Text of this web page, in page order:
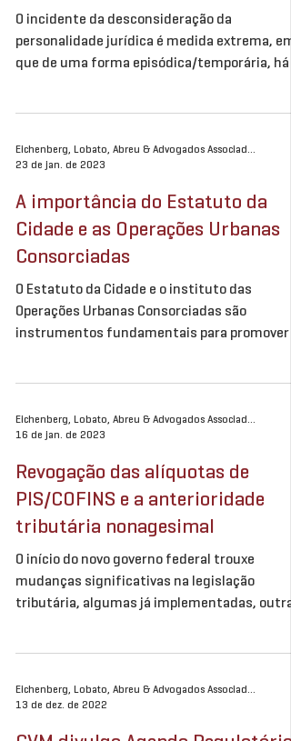
O incidente da desconsideração da
personalidade jurídica é medida extrema, em
que de uma forma episódica/temporária, há a
Eichenberg, Lobato, Abreu & Advogados Associados
23 de jan. de 2023
A importância do Estatuto da
Cidade e as Operações Urbanas
Consorciadas
O Estatuto da Cidade e o instituto das
Operações Urbanas Consorciadas são
instrumentos fundamentais para promover o
Eichenberg, Lobato, Abreu & Advogados Associados
16 de jan. de 2023
Revogação das alíquotas de
PIS/COFINS e a anterioridade
tributária nonagesimal
O início do novo governo federal trouxe
mudanças significativas na legislação
tributária, algumas já implementadas, outras
Eichenberg, Lobato, Abreu & Advogados Associados
13 de dez. de 2022